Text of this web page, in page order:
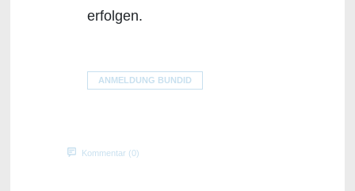
erfolgen.
ANMELDUNG BUNDID
Kommentar (0)